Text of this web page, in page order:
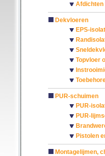
Afdichten
Dekvloeren
EPS-
Topvloer
PUR-schuimen
PUR-
PUR-
Pistolen
Montagelijmen,